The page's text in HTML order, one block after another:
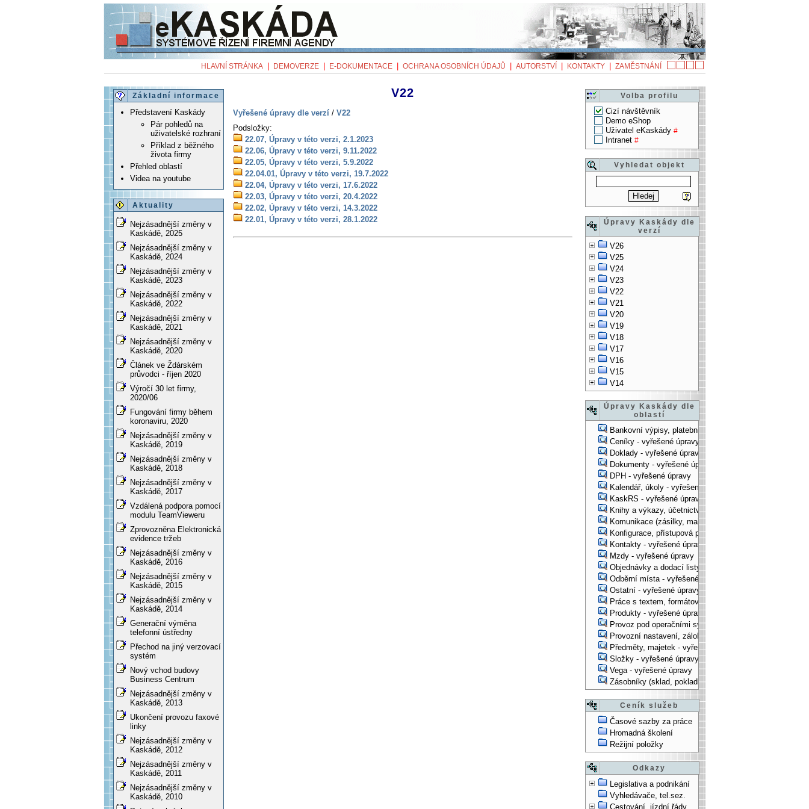
HLAVNÍ STRÁNKA DEMOVERZE E-DOKUMENTACE OCHRANA OSOBNÍCH ÚDAJŮ AUTORSTVÍ KONTAKTY ZAMĚSTNÁNÍ
Základní informace
Představení Kaskády
Pár pohledů na
uživatelské rozhraní
Příklad z běžného
života firmy
Přehled oblastí
Videa na youtube
Aktuality
Nejzásadnější změny v
Kaskádě, 2025
Nejzásadnější změny v
Kaskádě, 2024
Nejzásadnější změny v
Kaskádě, 2023
Nejzásadnější změny v
Kaskádě, 2022
Nejzásadnější změny v
Kaskádě, 2021
Nejzásadnější změny v
Kaskádě, 2020
Článek ve Ždárském
průvodci - říjen 2020
Výročí 30 let firmy,
2020/06
Fungování firmy během
koronaviru, 2020
Nejzásadnější změny v
Kaskádě, 2019
Nejzásadnější změny v
Kaskádě, 2018
Nejzásadnější změny v
Kaskádě, 2017
Vzdálená podpora pomocí
modulu TeamVieweru
Zprovozněna Elektronická
evidence tržeb
Nejzásadnější změny v
Kaskádě, 2016
Nejzásadnější změny v
Kaskádě, 2015
Nejzásadnější změny v
Kaskádě, 2014
Generační výměna
telefonní ústředny
Přechod na jiný verzovací
systém
Nový vchod budovy
Business Centrum
Nejzásadnější změny v
Kaskádě, 2013
Ukončení provozu faxové
linky
Nejzásadnější změny v
Kaskádě, 2012
Nejzásadnější změny v
Kaskádě, 2011
Nejzásadnější změny v
Kaskádě, 2010
Volba profilu
Cizí návštěvník
Demo eShop
Uživatel eKaskády #
Intranet #
Vyhledat objekt
Úpravy Kaskády dle
verzí
V26
V25
V24
V23
V22
V21
V20
V19
V18
V17
V16
V15
V14
Úpravy Kaskády dle
oblastí
Bankovní výpisy, platební příkazy - vyřešené úpravy
Ceníky - vyřešené úpravy
Doklady - vyřešené úpravy
Dokumenty - vyřešené úpravy
DPH - vyřešené úpravy
Kalendář, úkoly - vyřešené úpravy
KaskRS - vyřešené úpravy
Knihy a výkazy, účetnictví - vyřešené úpravy
Komunikace (zásilky, mail-systém, ...) - vyřešené úpravy
Konfigurace, přístupová práva, ... - vyřešené úpravy
Kontakty - vyřešené úpravy
Mzdy - vyřešené úpravy
Objednávky a dodací listy - vyřešené úpravy
Odběrní místa - vyřešené úpravy
Ostatní - vyřešené úpravy
Práce s textem, formátování, ... - vyřešené úpravy
Produkty - vyřešené úpravy
Provoz pod operačními systémy, technologické věci -
Provozní nastavení, zálohování, instalace, ... -
Předměty, majetek - vyřešené úpravy
Složky - vyřešené úpravy
Vega - vyřešené úpravy
Zásobníky (sklad, pokladna, bank. účet) - vyřešené
Ceník služeb
Časové sazby za práce
Hromadná školení
Režijní položky
Odkazy
Legislativa a podnikání
Vyhledávače, tel.sez.
Cestování, jízdní řády
V22
Vyřešené úpravy dle verzí / V22
Podsložky:
22.07, Úpravy v této verzi, 2.1.2023
22.06, Úpravy v této verzi, 9.11.2022
22.05, Úpravy v této verzi, 5.9.2022
22.04.01, Úpravy v této verzi, 19.7.2022
22.04, Úpravy v této verzi, 17.6.2022
22.03, Úpravy v této verzi, 20.4.2022
22.02, Úpravy v této verzi, 14.3.2022
22.01, Úpravy v této verzi, 28.1.2022